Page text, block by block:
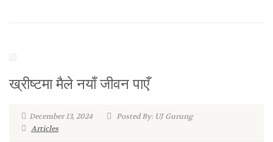
ख्रीष्टमा मैले नयाँ जीवन पाएँ
December 13, 2024
Posted By: UJ Gurung
Articles